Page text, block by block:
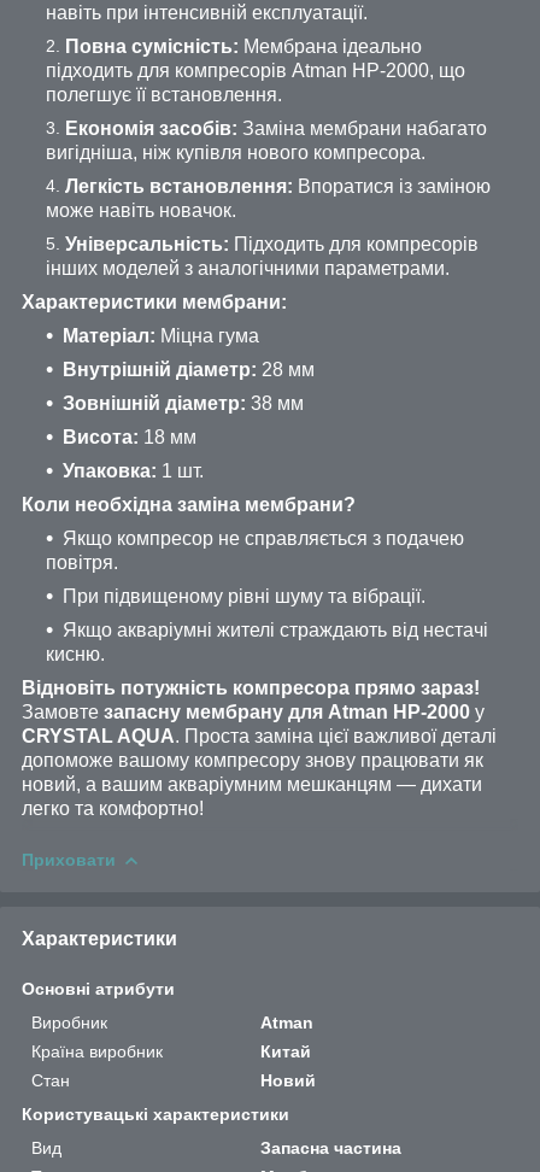
навіть при інтенсивній експлуатації.
Повна сумісність: Мембрана ідеально
підходить для компресорів Atman HP-2000, що
полегшує її встановлення.
Економія засобів: Заміна мембрани набагато
вигідніша, ніж купівля нового компресора.
Легкість встановлення: Впоратися із заміною
може навіть новачок.
Універсальність: Підходить для компресорів
інших моделей з аналогічними параметрами.
Характеристики мембрани:
Матеріал: Міцна гума
Внутрішній діаметр: 28 мм
Зовнішній діаметр: 38 мм
Висота: 18 мм
Упаковка: 1 шт.
Коли необхідна заміна мембрани?
Якщо компресор не справляється з подачею
повітря.
При підвищеному рівні шуму та вібрації.
Якщо акваріумні жителі страждають від нестачі
кисню.
Відновіть потужність компресора прямо зараз!
Замовте запасну мембрану для Atman HP-2000 у
CRYSTAL AQUA. Проста заміна цієї важливої ​​деталі
допоможе вашому компресору знову працювати як
новий, а вашим акваріумним мешканцям — дихати
легко та комфортно!
Приховати
Характеристики
Основні атрибути
Виробник
Atman
Країна виробник
Китай
Стан
Новий
Користувацькі характеристики
Вид
Запасна частина